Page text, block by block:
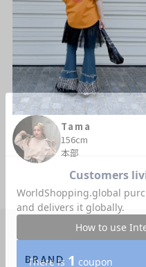
Tama
156cm
本部
BRAND